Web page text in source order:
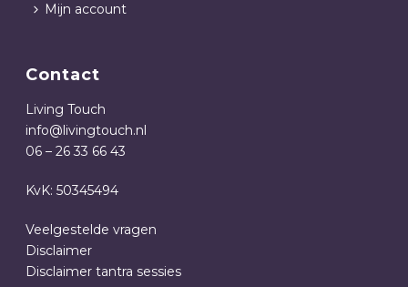
Mijn account
Contact
Living Touch
info@livingtouch.nl
06 – 26 33 66 43
KvK: 50345494
Veelgestelde vragen
Disclaimer
Disclaimer tantra sessies